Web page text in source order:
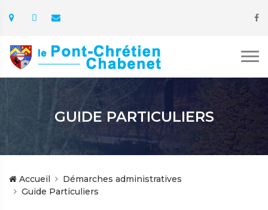
GUIDE PARTICULIERS
Accueil
Démarches administratives
Guide Particuliers